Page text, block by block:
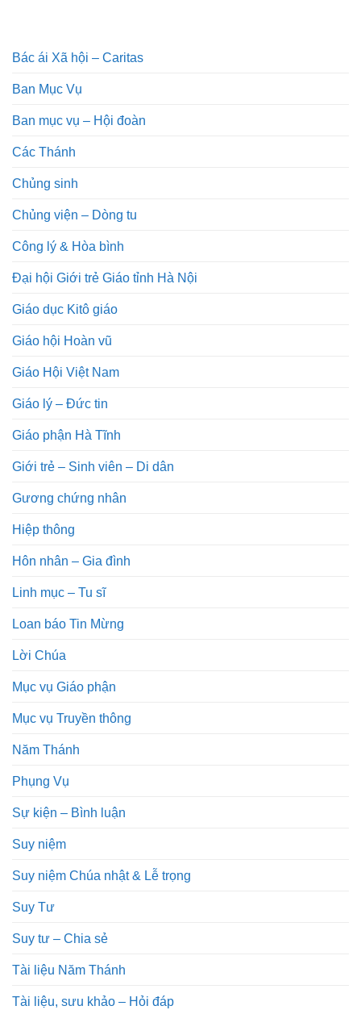
Bác ái Xã hội – Caritas
Ban Mục Vụ
Ban mục vụ – Hội đoàn
Các Thánh
Chủng sinh
Chủng viện – Dòng tu
Công lý & Hòa bình
Đại hội Giới trẻ Giáo tỉnh Hà Nội
Giáo dục Kitô giáo
Giáo hội Hoàn vũ
Giáo Hội Việt Nam
Giáo lý – Đức tin
Giáo phận Hà Tĩnh
Giới trẻ – Sinh viên – Di dân
Gương chứng nhân
Hiệp thông
Hôn nhân – Gia đình
Linh mục – Tu sĩ
Loan báo Tin Mừng
Lời Chúa
Mục vụ Giáo phận
Mục vụ Truyền thông
Năm Thánh
Phụng Vụ
Sự kiện – Bình luận
Suy niệm
Suy niệm Chúa nhật & Lễ trọng
Suy Tư
Suy tư – Chia sẻ
Tài liệu Năm Thánh
Tài liệu, sưu khảo – Hỏi đáp